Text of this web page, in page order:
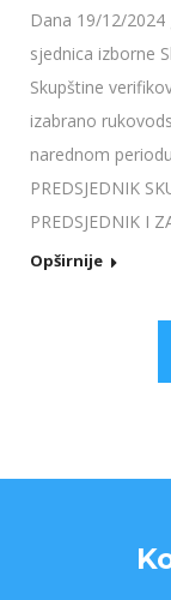
Dana 19/12/
sjednica izborne
Skupštine
izabrano
narednom
PREDSJEDNIK
PREDSJEDNIK I
Opširnije